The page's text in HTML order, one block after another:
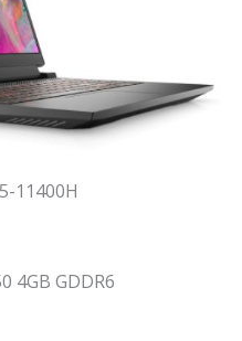
11400H
4GB GDDR6